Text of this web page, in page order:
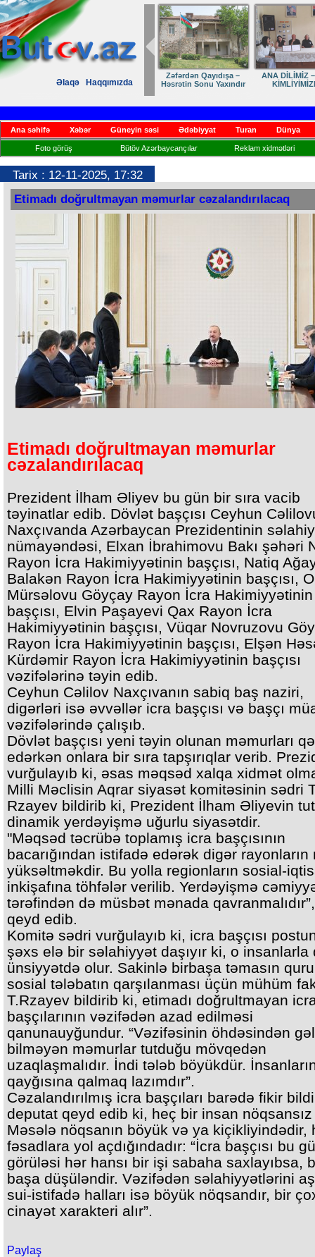
Əlaqə Haqqımızda
Zəfərdən Qayıdışa –
Həsrətin Sonu Yaxındır
ANA DİLİMİZ
Ana səhifə Xəbər Güneyin səsi Ədəbiyyat Turan Dünya
Foto görüş Bütöv Azərbaycançılar Reklam xidmətləri
Tarix : 12-11-2025, 17:32
Etimadı doğrultmayan məmurlar cəzalandırılacaq
Etimadı doğrultmayan məmurlar
cəzalandırılacaq
Prezident İlham Əliyev bu gün bir sıra vacib
təyinatlar edib. Dövlət başçısı Ceyhun
Naxçıvanda Azərbaycan Prezidentinin
nümayəndəsi, Elxan İbrahimovu Bakı şəhəri
Rayon İcra Hakimiyyətinin başçısı, Natiq
Balakən Rayon İcra Hakimiyyətinin başçısı,
Mürsəlovu Göyçay Rayon İcra Hakimiyyətinin
başçısı, Elvin Paşayevi Qax Rayon İcra
Hakimiyyətinin başçısı, Vüqar Novruzovu
Rayon İcra Hakimiyyətinin başçısı, Elşən
Kürdəmir Rayon İcra Hakimiyyətinin başçısı
vəzifələrinə təyin edib.
Ceyhun Cəlilov Naxçıvanın sabiq baş naziri,
digərləri isə əvvəllər icra başçısı və başçı
vəzifələrində çalışıb.
Dövlət başçısı yeni təyin olunan məmurları
edərkən onlara bir sıra tapşırıqlar verib.
vurğulayıb ki, əsas məqsəd xalqa xidmət
Milli Məclisin Aqrar siyasət komitəsinin sədri
Rzayev bildirib ki, Prezident İlham Əliyevin
dinamik yerdəyişmə uğurlu siyasətdir.
"Məqsəd təcrübə toplamış icra başçısının
bacarığından istifadə edərək digər rayonların
yüksəltməkdir. Bu yolla regionların sosial-
inkişafına töhfələr verilib. Yerdəyişmə
tərəfindən də müsbət mənada
qeyd edib.
Komitə sədri vurğulayıb ki, icra başçısı
şəxs elə bir səlahiyyət daşıyır ki, o insanlarla
ünsiyyətdə olur. Sakinlə birbaşa təmasın
sosial tələbatın qarşılanması üçün mühüm
T.Rzayev bildirib ki, etimadı doğrultmayan
başçılarının vəzifədən azad edilməsi
qanunauyğundur. “Vəzifəsinin öhdəsindən
bilməyən məmurlar tutduğu mövqedən
uzaqlaşmalıdır. İndi tələb böyükdür.
qayğısına qalmaq lazımdır”.
Cəzalandırılmış icra başçıları barədə fikir
deputat qeyd edib ki, heç bir insan
Məsələ nöqsanın böyük və ya kiçikliyindədir,
fəsadlara yol açdığındadır: “İcra başçısı bu
görüləsi hər hansı bir işi sabaha saxlayıbsa,
başa düşüləndir. Vəzifədən səlahiyyətlərini
sui-istifadə halları isə böyük nöqsandır, bir
cinayət xarakteri alır”.
Paylaş